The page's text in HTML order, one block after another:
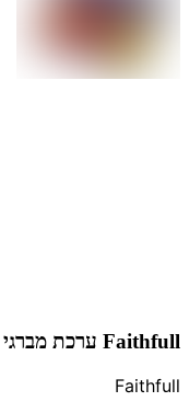
Faithfull ערכת מברגי VDE 6 חלקים - דיוק ובטיחות
Faithfull